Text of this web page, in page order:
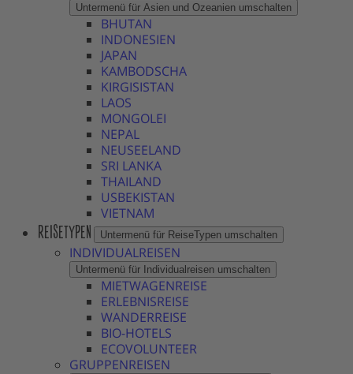
Untermenü für Asien und Ozeanien umschalten
BHUTAN
INDONESIEN
JAPAN
KAMBODSCHA
KIRGISISTAN
LAOS
MONGOLEI
NEPAL
NEUSEELAND
SRI LANKA
THAILAND
USBEKISTAN
VIETNAM
REISETYPEN Untermenü für ReiseTypen umschalten
INDIVIDUALREISEN
Untermenü für Individualreisen umschalten
MIETWAGENREISE
ERLEBNISREISE
WANDERREISE
BIO-HOTELS
ECOVOLUNTEER
GRUPPENREISEN